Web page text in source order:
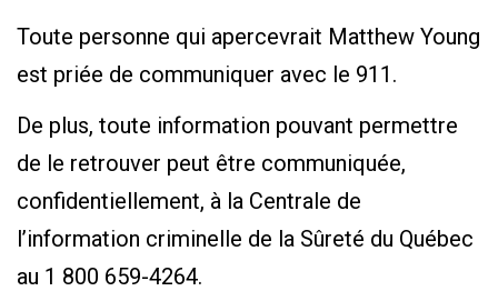
Toute personne qui apercevrait Matthew Young
est priée de communiquer avec le 911.
De plus, toute information pouvant permettre
de le retrouver peut être communiquée,
confidentiellement, à la Centrale de
l’information criminelle de la Sûreté du Québec
au 1 800 659-4264.